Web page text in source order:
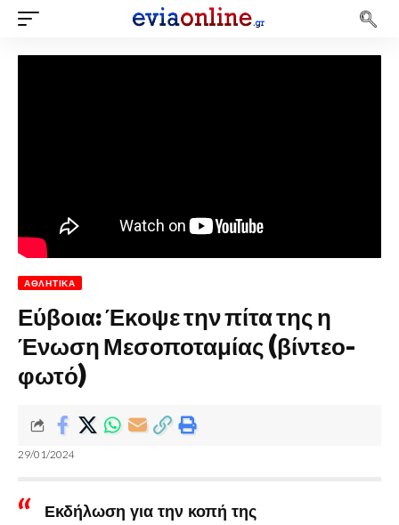
ΑΘΛΗΤΙΚΆ
Εύβοια: Έκοψε την πίτα της η
Ένωση Μεσοποταμίας (βίντεο-
φωτό)
29/01/2024
Εκδήλωση για την κοπή της